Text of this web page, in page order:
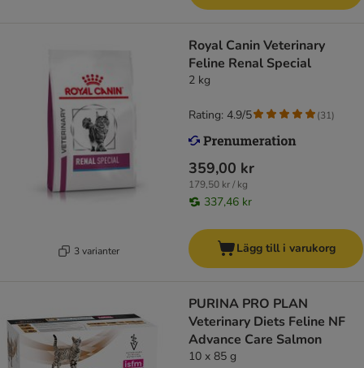
3 varianter
Royal Canin Veterinary
Feline Renal Special
2 kg
359,00 kr
179,50 kr / kg
337,46 kr
Rating: 4.9/5 (31)
Lägg till i varukorg
PURINA PRO PLAN
Veterinary Diets Feline NF
Advance Care Salmon
10 x 85 g